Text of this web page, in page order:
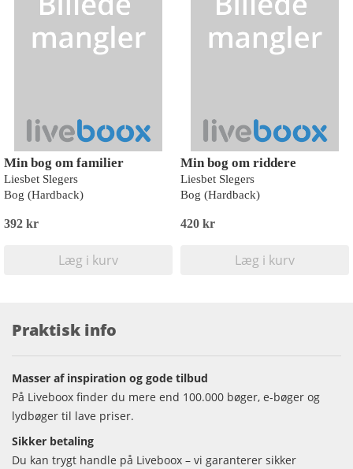
Min bog om familier
Liesbet Slegers
Bog (Hardback)
392 kr
Læg i kurv
Min bog om riddere
Liesbet Slegers
Bog (Hardback)
420 kr
Læg i kurv
Praktisk info
Masser af inspiration og gode tilbud
På Liveboox finder du mere end 100.000 bøger, e-bøger og
lydbøger til lave priser.
Sikker betaling
Du kan trygt handle på Liveboox – vi garanterer sikker